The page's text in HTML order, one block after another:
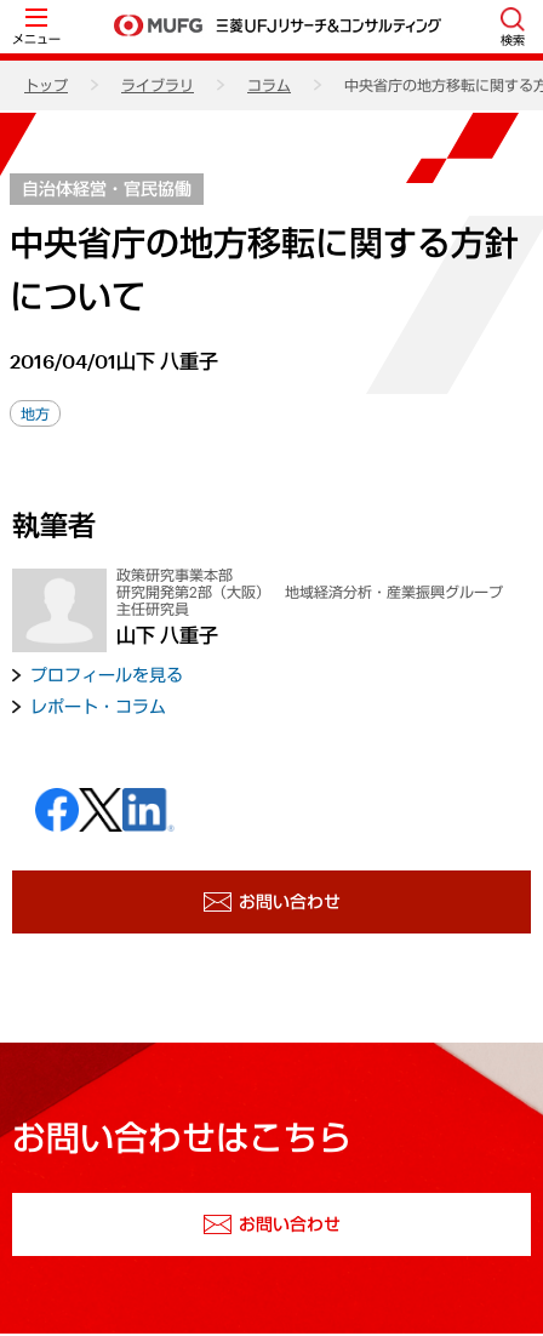
メニュー 検索
トップ ライブラリ コラム 中央省庁の地方移転に関する
自治体経営・官民協働
中央省庁の地方移転に関する方針
について
2016/04/01山下 八重子
地方
執筆者
政策研究事業本部
研究開発第2部（大阪） 地域経済分析・産業振興グループ
主任研究員
山下 八重子
プロフィールを見る
レポート・コラム
お問い合わせ
お問い合わせはこちら
お問い合わせ